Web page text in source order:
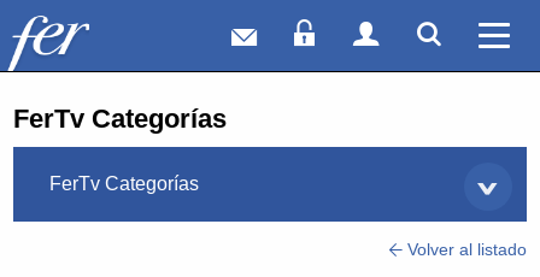
Correo webAcceso Socios
Acceso
FerTv Categorías
FerTv Categorías
Volver al listado